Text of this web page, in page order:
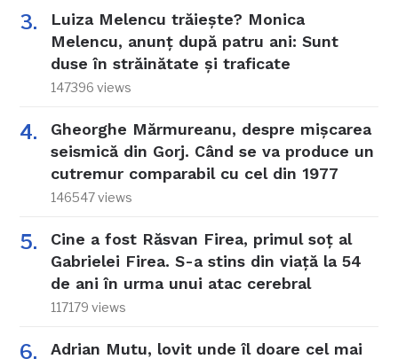
Luiza Melencu trăiește? Monica
Melencu, anunț după patru ani: Sunt
duse în străinătate și traficate
147396 views
Gheorghe Mărmureanu, despre mișcarea
seismică din Gorj. Când se va produce un
cutremur comparabil cu cel din 1977
146547 views
Cine a fost Răsvan Firea, primul soț al
Gabrielei Firea. S-a stins din viață la 54
de ani în urma unui atac cerebral
117179 views
Adrian Mutu, lovit unde îl doare cel mai